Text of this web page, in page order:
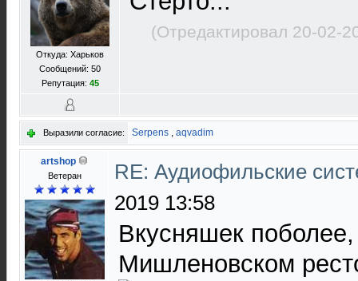
Откуда: Харьков
Сообщений: 50
Репутация: 45
(Отредактировал 20-02-
Выразили согласие: Serpens , aqvadim
artshop
Ветеран
RE: Аудиофильские
2019 13:58
Вкусняшек
Мишленовском